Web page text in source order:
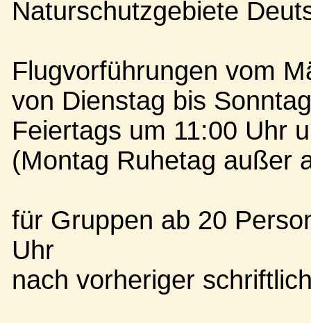
Naturschutzgebiete
Flugvorführungen vom
von Dienstag bis
Feiertags um 11:00 Uhr
(Montag Ruhetag außer
für Gruppen ab 20
Uhr
nach vorheriger